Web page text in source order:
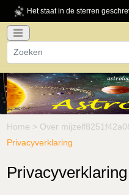
Het staat in de sterren
Home > Over
Privacyverklaring
Privacyverklaring